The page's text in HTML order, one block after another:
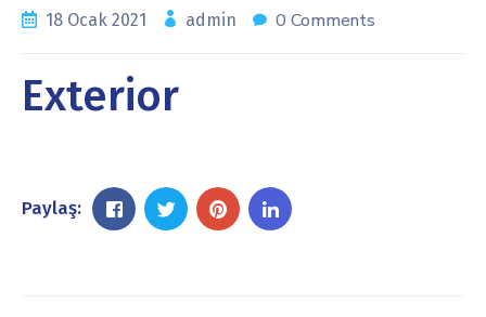
18 Ocak 2021 admin 0 Comments
Exterior
Paylaş: